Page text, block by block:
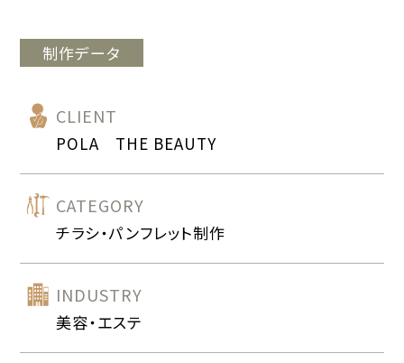
制作データ
CLIENT
POLA THE BEAUTY
CATEGORY
チラシ・パンフレット制作
INDUSTRY
美容・エステ